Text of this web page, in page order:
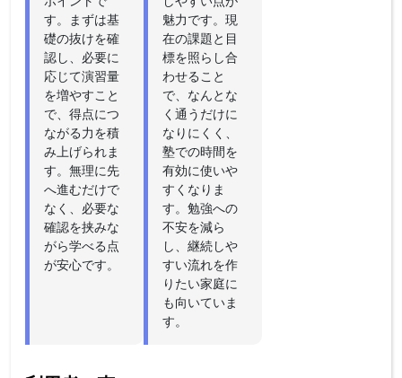
す。まずは基
礎の抜けを確
認し、必要に
応じて演習量
を増やすこと
で、得点につ
ながる力を積
み上げられま
す。無理に先
へ進むだけで
なく、必要な
確認を挟みな
がら学べる点
が安心です。
魅力です。現
在の課題と目
標を照らし合
わせること
で、なんとな
く通うだけに
なりにくく、
塾での時間を
有効に使いや
すくなりま
す。勉強への
不安を減ら
し、継続しや
すい流れを作
りたい家庭に
も向いていま
す。